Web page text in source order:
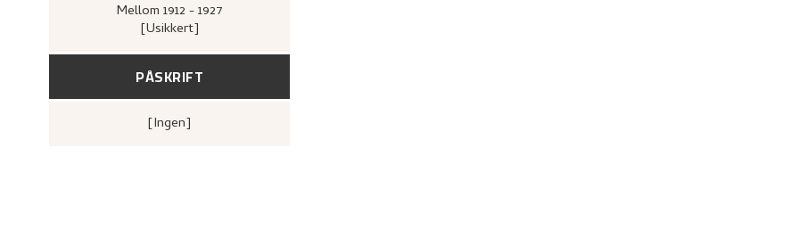
Mellom 1912 - 1927
[Usikkert]
PÅSKRIFT
[ingen]